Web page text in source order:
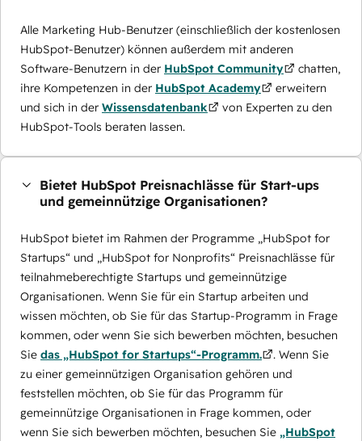
Alle Marketing Hub-Benutzer (einschließlich der kostenlosen
HubSpot-Benutzer) können außerdem mit anderen
Software-Benutzern in der HubSpot Community
chatten,
ihre Kompetenzen in der HubSpot Academy
erweitern
und sich in der Wissensdatenbank
von Experten zu den
HubSpot-Tools beraten lassen.
Bietet HubSpot Preisnachlässe für Start-ups
und gemeinnützige Organisationen?
HubSpot bietet im Rahmen der Programme „HubSpot for
Startups“ und „HubSpot for Nonprofits“ Preisnachlässe für
teilnahmeberechtigte Startups und gemeinnützige
Organisationen. Wenn Sie für ein Startup arbeiten und
wissen möchten, ob Sie für das Startup-Programm in Frage
kommen, oder wenn Sie sich bewerben möchten, besuchen
Sie das „HubSpot for Startups“-Programm.
. Wenn Sie
zu einer gemeinnützigen Organisation gehören und
feststellen möchten, ob Sie für das Programm für
gemeinnützige Organisationen in Frage kommen, oder
wenn Sie sich bewerben möchten, besuchen Sie „HubSpot